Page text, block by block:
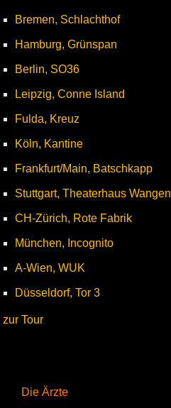
Die Ärzte
Bremen, Schlachthof
Hamburg, Grünspan
Berlin, SO36
Leipzig, Conne Island
Fulda, Kreuz
Köln, Kantine
Frankfurt/Main, Batschkapp
Stuttgart, Theaterhaus Wangen
CH-Zürich, Rote Fabrik
München, Incognito
A-Wien, WUK
Düsseldorf, Tor 3
zur Tour